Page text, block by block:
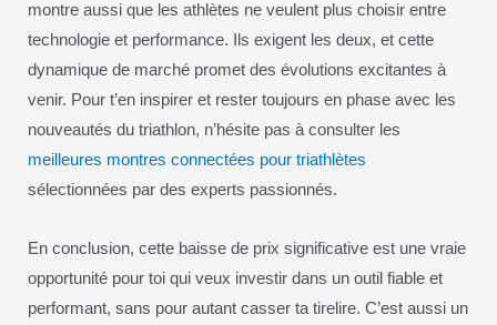
montre aussi que les athlètes ne veulent plus choisir entre
technologie et performance. Ils exigent les deux, et cette
dynamique de marché promet des évolutions excitantes à
venir. Pour t’en inspirer et rester toujours en phase avec les
nouveautés du triathlon, n’hésite pas à consulter les
meilleures montres connectées pour triathlètes
sélectionnées par des experts passionnés.
En conclusion, cette baisse de prix significative est une vraie
opportunité pour toi qui veux investir dans un outil fiable et
performant, sans pour autant casser ta tirelire. C’est aussi un